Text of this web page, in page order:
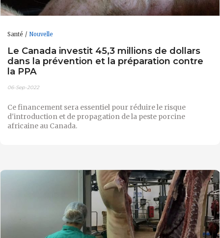
Santé Nouvelle
Le Canada investit 45,3 millions de dollars
dans la prévention et la préparation contre
la PPA
06-Sep-2022
Ce financement sera essentiel pour réduire le risque
d'introduction et de propagation de la peste porcine
africaine au Canada.